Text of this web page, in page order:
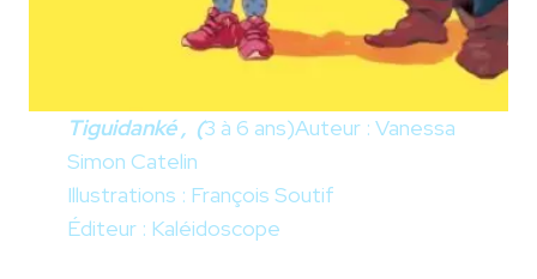
Tiguidanké , (3 à 6 ans)Auteur : Vanessa
Simon Catelin
Illustrations : François Soutif
Éditeur : Kaléidoscope